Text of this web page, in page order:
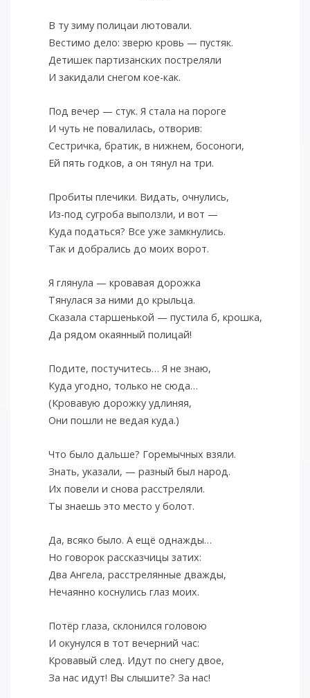
В ту зиму полицаи лютовали.
Вестимо дело: зверю кровь — пустяк.
Детишек партизанских постреляли
И закидали снегом кое-как.
Под вечер — стук. Я стала на пороге
И чуть не повалилась, отворив:
Сестричка, братик, в нижнем, босоноги,
Ей пять годков, а он тянул на три.
Пробиты плечики. Видать, очнулись,
Из-под сугроба выползли, и вот —
Куда податься? Все уже замкнулись.
Так и добрались до моих ворот.
Я глянула — кровавая дорожка
Тянулася за ними до крыльца.
Сказала старшенькой — пустила б, крошка,
Да рядом окаянный полицай!
Подите, постучитесь… Я не знаю,
Куда угодно, только не сюда…
(Кровавую дорожку удлиняя,
Они пошли не ведая куда.)
Что было дальше? Горемычных взяли.
Знать, указали, — разный был народ.
Их повели и снова расстреляли.
Ты знаешь это место у болот.
Да, всяко было. А ещё однажды…
Но говорок рассказчицы затих:
Два Ангела, расстрелянные дважды,
Нечаянно коснулись глаз моих.
Потёр глаза, склонился головою
И окунулся в тот вечерний час:
Кровавый след. Идут по снегу двое,
За нас идут! Вы слышите? За нас!